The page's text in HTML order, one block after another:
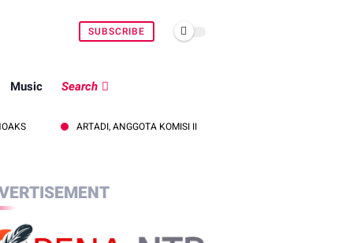
SUBSCRIBE
Music Search
ARTADI, ANGGOTA KOMISI II DPRD KLU SOROTI KEBOCORAN PAJAK,